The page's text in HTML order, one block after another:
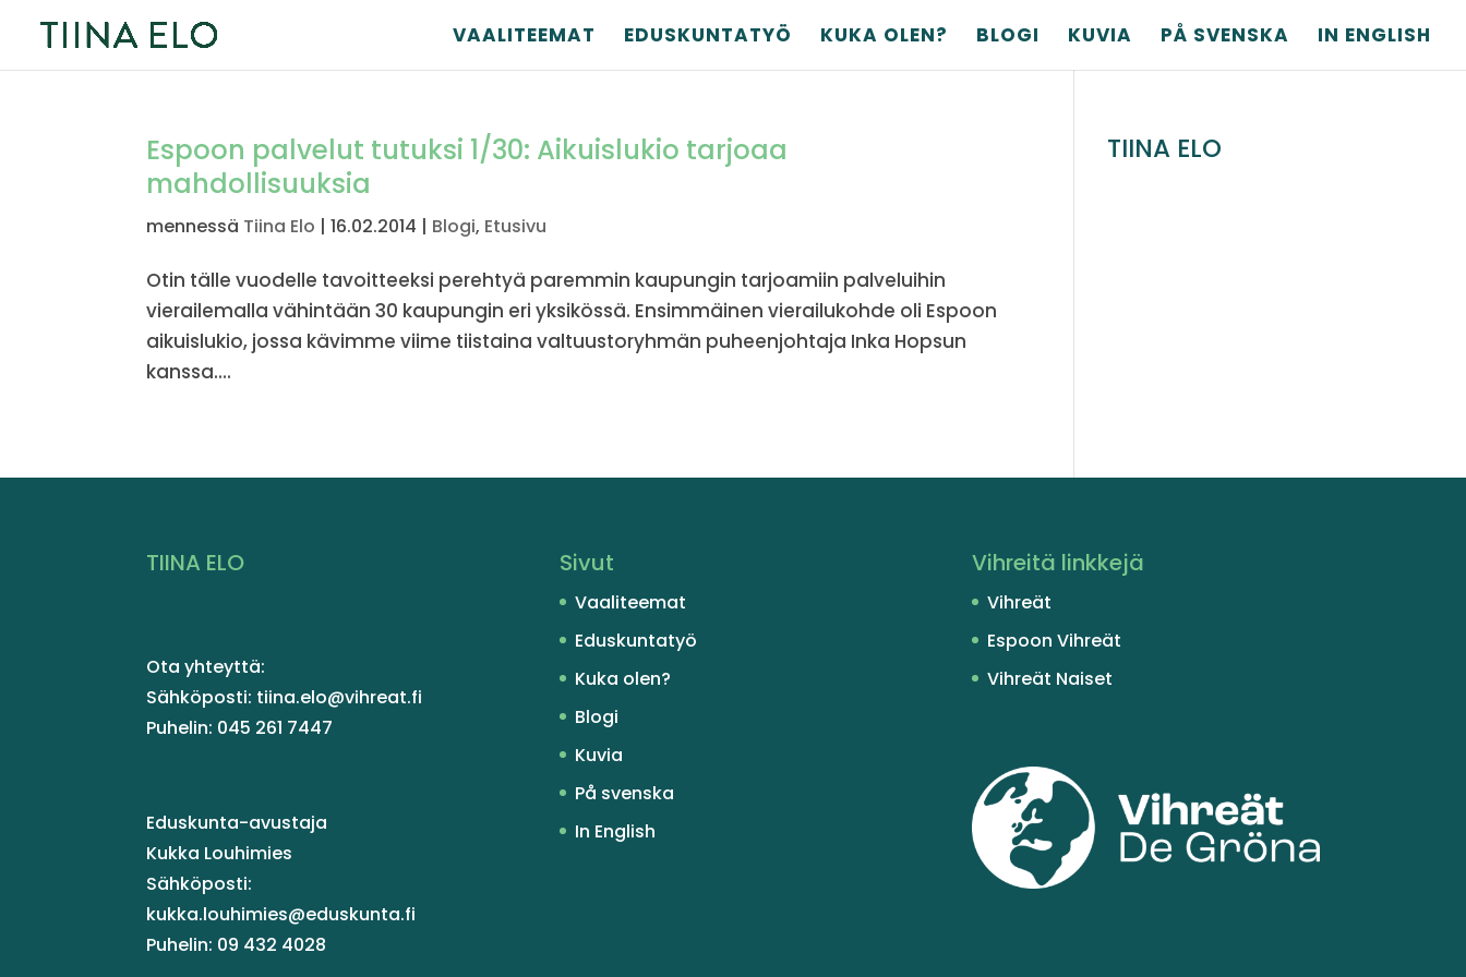
VAALITEEMAT EDUSKUNTATYÖ KUKA OLEN? BLOGI KUVIA PÅ SVENSKA IN ENGLISH
Espoon palvelut tutuksi 1/30: Aikuislukio tarjoaa
mahdollisuuksia
mennessä Tiina Elo |16.02.2014 | Blogi, Etusivu
Otin tälle vuodelle tavoitteeksi perehtyä paremmin kaupungin tarjoamiin palveluihin
vierailemalla vähintään 30 kaupungin eri yksikössä. Ensimmäinen vierailukohde oli Espoon
aikuislukio, jossa kävimme viime tiistaina valtuustoryhmän puheenjohtaja Inka Hopsun
kanssa....
TIINA ELO
TIINA ELO
Ota yhteyttä:
Sähköposti: tiina.elo@vihreat.fi
Puhelin: 045 261 7447
Eduskunta-avustaja
Kukka Louhimies
Sähköposti:
kukka.louhimies@eduskunta.fi
Puhelin: 09 432 4028
Sivut
Vaaliteemat
Eduskuntatyö
Kuka olen?
Blogi
Kuvia
På svenska
In English
Vihreitä linkkejä
Vihreät
Espoon Vihreät
Vihreät Naiset